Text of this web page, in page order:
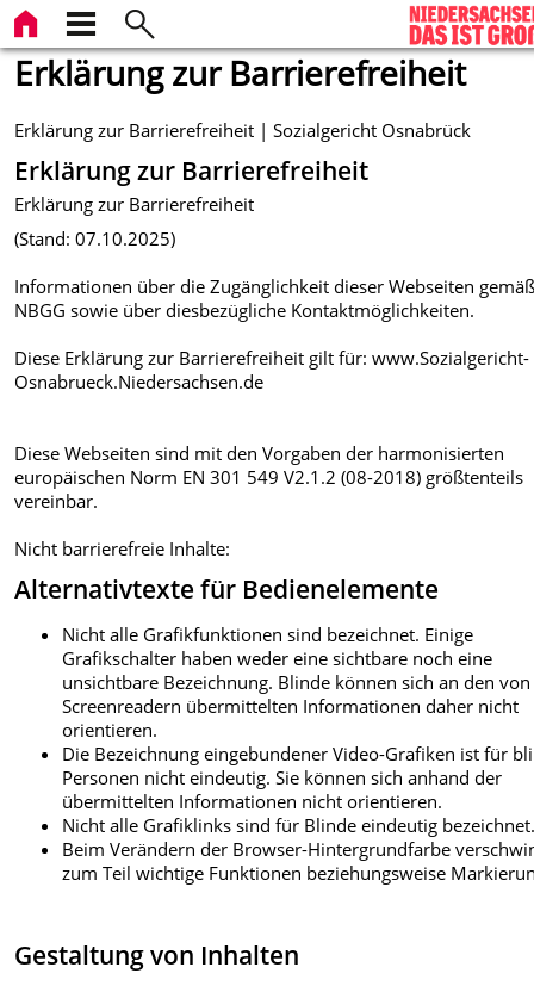
Erklärung zur Barrierefreiheit
Erklärung zur Barrierefreiheit | Sozialgericht Osnabrück
Erklärung zur Barrierefreiheit
Erklärung zur Barrierefreiheit
(Stand: 07.10.2025)
Informationen über die Zugänglichkeit dieser Webseiten
NBGG sowie über diesbezügliche Kontaktmöglichkeiten.
Diese Erklärung zur Barrierefreiheit gilt für: www.Sozialgericht-
Osnabrueck.Niedersachsen.de
Diese Webseiten sind mit den Vorgaben der harmonisierten
europäischen Norm EN 301 549 V2.1.2 (08-2018) größtenteils
vereinbar.
Nicht barrierefreie Inhalte:
Alternativtexte für Bedienelemente
Nicht alle Grafikfunktionen sind bezeichnet. Einige
Grafikschalter haben weder eine sichtbare noch eine
unsichtbare Bezeichnung. Blinde können sich an den von
Screenreadern übermittelten Informationen daher nicht
orientieren.
Die Bezeichnung eingebundener Video-Grafiken ist für
Personen nicht eindeutig. Sie können sich anhand der
übermittelten Informationen nicht orientieren.
Nicht alle Grafiklinks sind für Blinde eindeutig
Beim Verändern der Browser-Hintergrundfarbe
zum Teil wichtige Funktionen beziehungsweise
Gestaltung von Inhalten